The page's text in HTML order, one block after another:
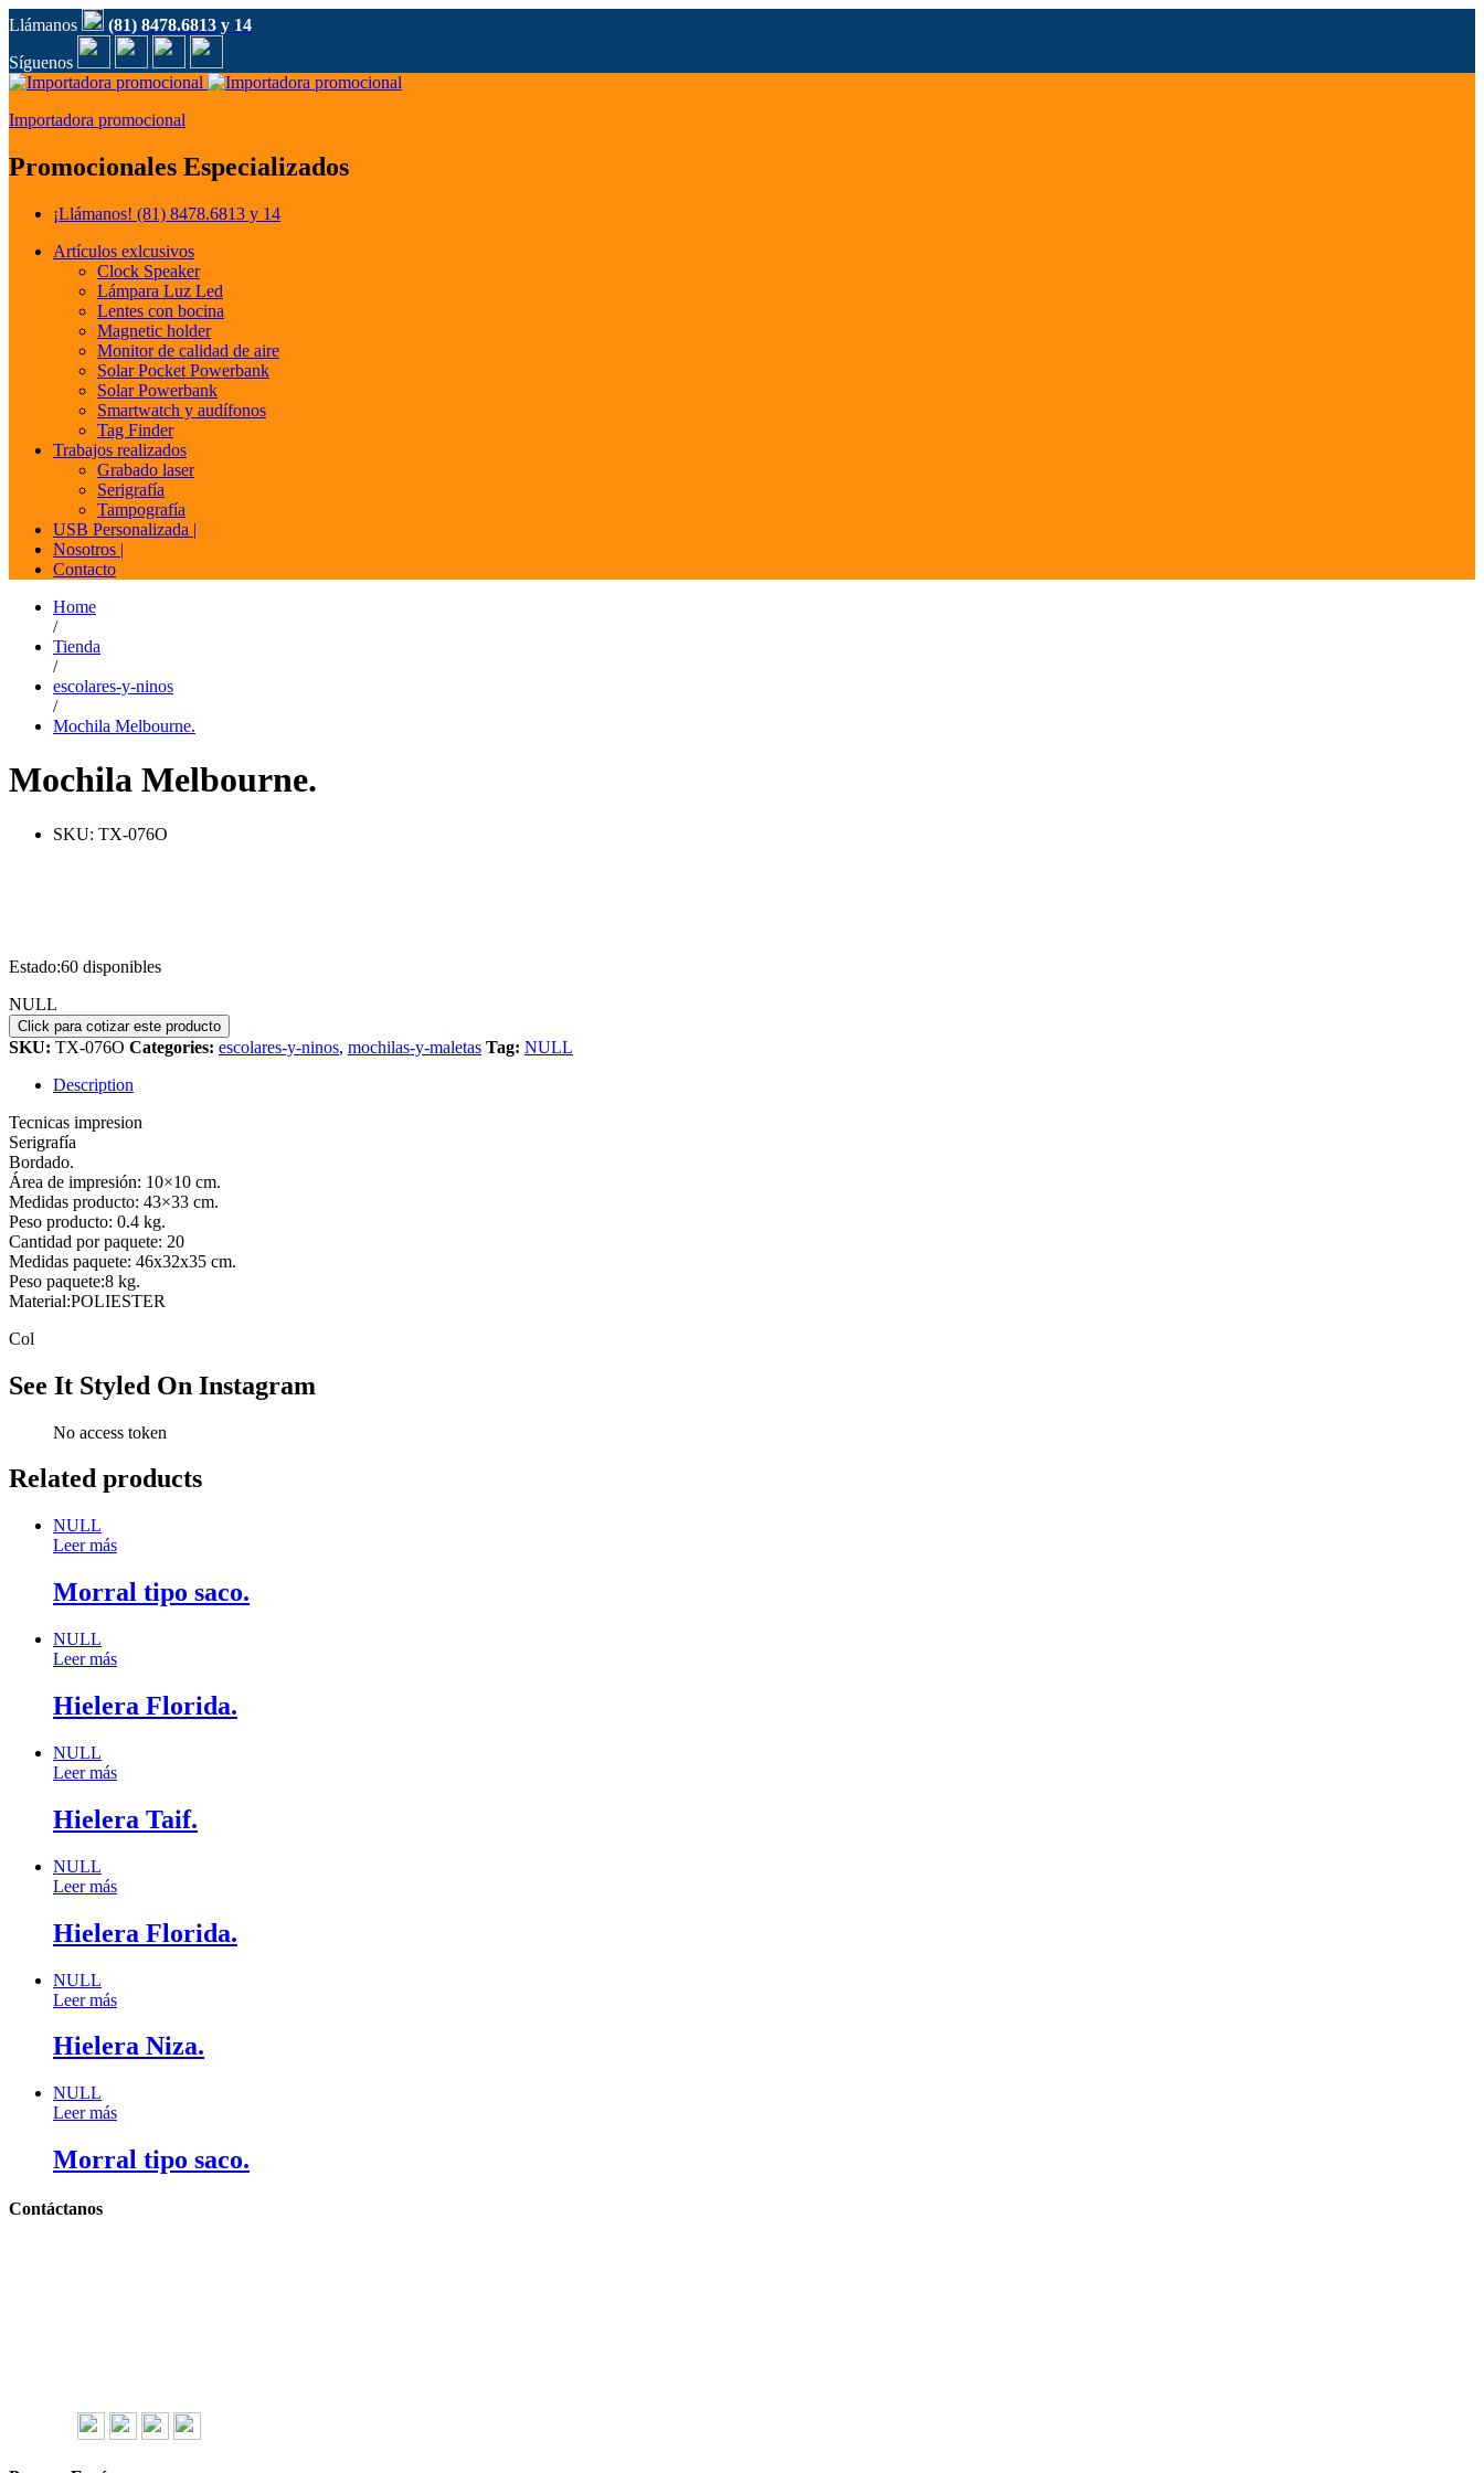
Llámanos
(81) 8478.6813 y 14
Síguenos
Importadora promocional
Promocionales Especializados
¡Llámanos! (81) 8478.6813 y 14
Artículos exlcusivos
Clock Speaker
Lámpara Luz Led
Lentes con bocina
Magnetic holder
Monitor de calidad de aire
Solar Pocket Powerbank
Solar Powerbank
Smartwatch y audífonos
Tag Finder
Trabajos realizados
Grabado laser
Serigrafía
Tampografía
USB Personalizada |
Nosotros |
Contacto
Home
/
Tienda
/
escolares-y-ninos
/
Mochila Melbourne.
Mochila Melbourne.
SKU: TX-076O
Estado:60 disponibles
NULL
SKU: TX-076O Categories: escolares-y-ninos, mochilas-y-maletas Tag: NULL
Description
Tecnicas impresion
Serigrafía
Bordado.
Área de impresión: 10×10 cm.
Medidas producto: 43×33 cm.
Peso producto: 0.4 kg.
Cantidad por paquete: 20
Medidas paquete: 46x32x35 cm.
Peso paquete:8 kg.
Material:POLIESTER
Col
See It Styled On Instagram
No access token
Related products
NULL
Leer más
Morral tipo saco.
NULL
Leer más
Hielera Florida.
NULL
Leer más
Hielera Taif.
NULL
Leer más
Hielera Florida.
NULL
Leer más
Hielera Niza.
NULL
Leer más
Morral tipo saco.
Contáctanos